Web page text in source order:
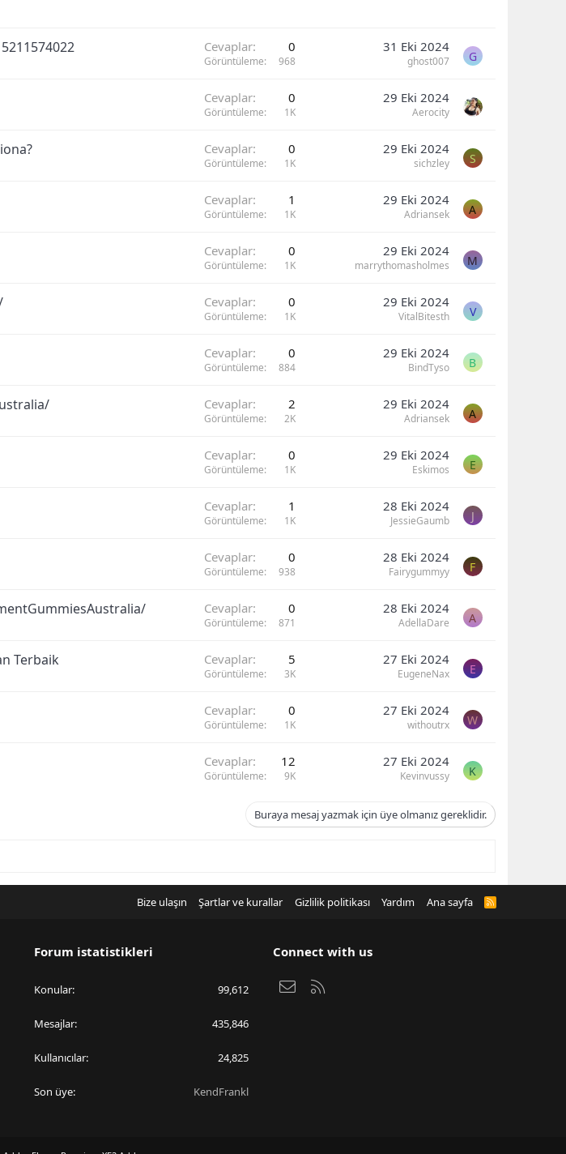
Cevaplar 0
Görüntüleme 968
31 Eki 2024
ghost007 G
Cevaplar 0
Görüntüleme 1K
29 Eki 2024
Aerocity
Cevaplar 0
Görüntüleme 1K
29 Eki 2024
sichzley S
Cevaplar 1
Görüntüleme 1K
29 Eki 2024
Adriansek A
Cevaplar 0
Görüntüleme 1K
29 Eki 2024
marrythomasholmes M
Cevaplar 0
Görüntüleme 1K
29 Eki 2024
VitalBitesth V
Cevaplar 0
Görüntüleme 884
29 Eki 2024
BindTyso B
Cevaplar 2
Görüntüleme 2K
29 Eki 2024
Adriansek A
Cevaplar 0
Görüntüleme 1K
29 Eki 2024
Eskimos E
Cevaplar 1
Görüntüleme 1K
28 Eki 2024
JessieGaumb J
Cevaplar 0
Görüntüleme 938
28 Eki 2024
Fairygummyy F
Cevaplar 0
Görüntüleme 871
28 Eki 2024
AdellaDare A
Terbaik Cevaplar 5
Görüntüleme 3K
27 Eki 2024
EugeneNax E
Cevaplar 0
Görüntüleme 1K
27 Eki 2024
withoutrx W
Cevaplar 12
Görüntüleme 9K
27 Eki 2024
Kevinvussy K
Buraya mesaj yazmak için üye olmanız gereklidir.
Bize ulaşın Şartlar ve kurallar Gizlilik politikası Yardım Ana sayfa
R
Forum istatistikleri
Konular 99,612
Mesajlar 435,846
Kullanıcılar 24,825
Son üye KendFrankl
Connect with us
Bize ulaşın